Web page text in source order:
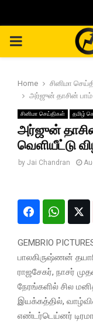
PRIMARY
Home
சினிமா
அர்ஜுன் தாசின்
சினிமா செய்திகள் தமிழ்
அர்ஜுன்
வெளியீட்டு
by Jai Chandran
GEMBRIO
பாலகிருஷ்ணன்
ராஜசேகர், நாசர்
நேரங்களில் சில
இயக்கத்தில்,
எண்டர்டெய்னர்